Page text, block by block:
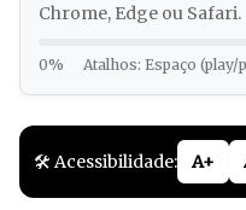
Chrome, Edge ou Safari.
0% Atalhos: Espaço
🛠️ Acessibilidade: A+